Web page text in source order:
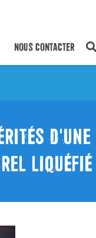
NOUS CONTACTER
D'UNE
LIQUÉFIÉ